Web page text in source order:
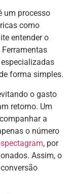
um processo
como
entender o
forma simples.
o gasto
retorno. Um
a
o número
, por
Assim, o